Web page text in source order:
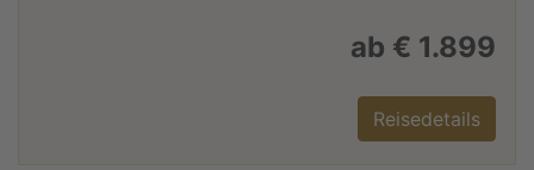
ab € 1.899
Reisedetails